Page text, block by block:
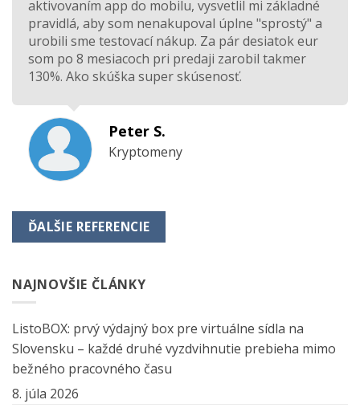
aktivovaním app do mobilu, vysvetlil mi základné
pravidlá, aby som nenakupoval úplne "sprostý" a
urobili sme testovací nákup. Za pár desiatok eur
som po 8 mesiacoch pri predaji zarobil takmer
130%. Ako skúška super skúsenosť.
Peter S.
Kryptomeny
ĎALŠIE REFERENCIE
NAJNOVŠIE ČLÁNKY
ListoBOX: prvý výdajný box pre virtuálne sídla na
Slovensku – každé druhé vyzdvihnutie prebieha mimo
bežného pracovného času
8. júla 2026